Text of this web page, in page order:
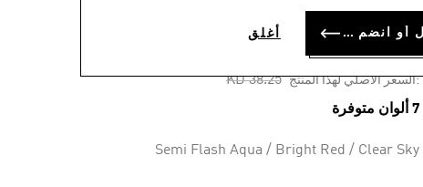
سجل الدخول أو انضم الآن أغلق حذاء SL 72 OG
KD 15.30
:السعر الأصلي لهذا المنتج Price reduced from
KD 38.25
to
7 ألوان متوفرة
Semi Flash Aqua / Bright Red / Clear Sky